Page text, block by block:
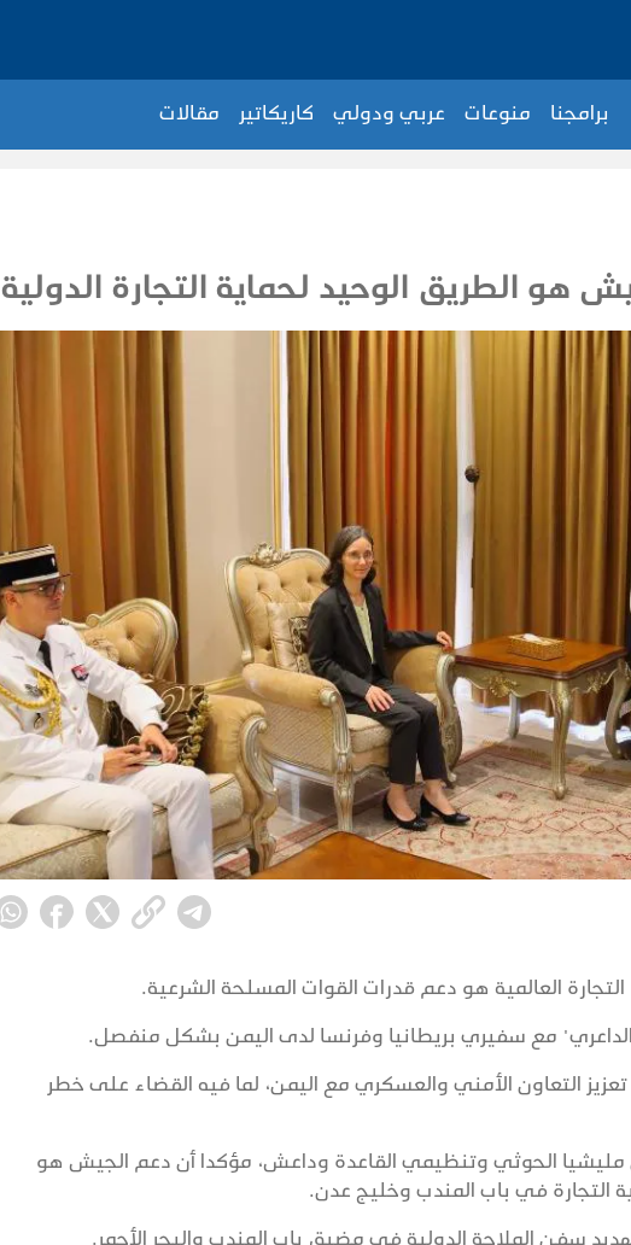
برامجنا منوعات عربي ودولي كاريكاتير مقالات
هو الطريق الوحيد لحماية التجارة الدولية
العالمية هو دعم قدرات القوات المسلحة الشرعية.
مع سفيري بريطانيا وفرنسا لدى اليمن بشكل منفصل.
التعاون الأمني والعسكري مع اليمن، لما فيه القضاء على خطر
مليشيا الحوثي وتنظيمي القاعدة وداعش، مؤكدا أن دعم الجيش هو
التجارة في باب المندب وخليج عدن.
سفن الملاحة الدولية في مضيق باب المندب والبحر الأحمر.